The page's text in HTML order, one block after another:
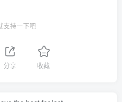
支持一下吧
分享 收藏